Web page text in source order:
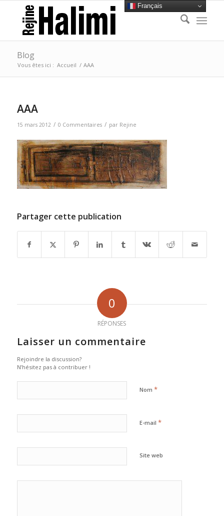
Blog
Vous êtes ici : Accueil / AAA
AAA
15 mars 2012 / 0 Commentaires / par Rejine
Partager cette publication
0
RÉPONSES
Laisser un commentaire
Rejoindre la discussion?
N’hésitez pas à contribuer !
Nom *
E-mail *
Site web
Français